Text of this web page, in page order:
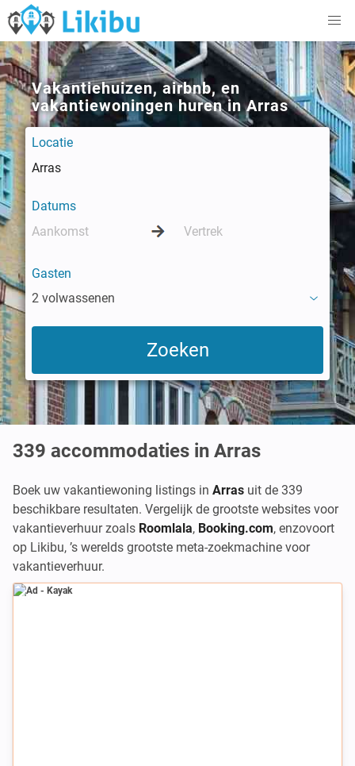
Vakantiehuizen, airbnb, en
vakantiewoningen huren in Arras
Locatie
Datums
Gasten
2 volwassenen
339 accommodaties in Arras
Boek uw vakantiewoning listings in Arras uit de 339
beschikbare resultaten. Vergelijk de grootste websites voor
vakantieverhuur zoals Roomlala, Booking.com, enzovoort
op Likibu, ’s werelds grootste meta-zoekmachine voor
vakantieverhuur.
Ad